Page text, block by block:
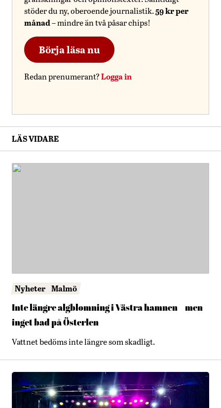
stöder du ny, oberoende journalistik.59 kr per
månad– mindre än två påsar chips!
Börja läsa nu
Redan prenumerant?Logga in
LÄS VIDARE
Nyheter Malmö
Inte längre algblomning i Västra hamnen – men
inget bad på Österlen
Vattnet bedöms inte längre som skadligt.